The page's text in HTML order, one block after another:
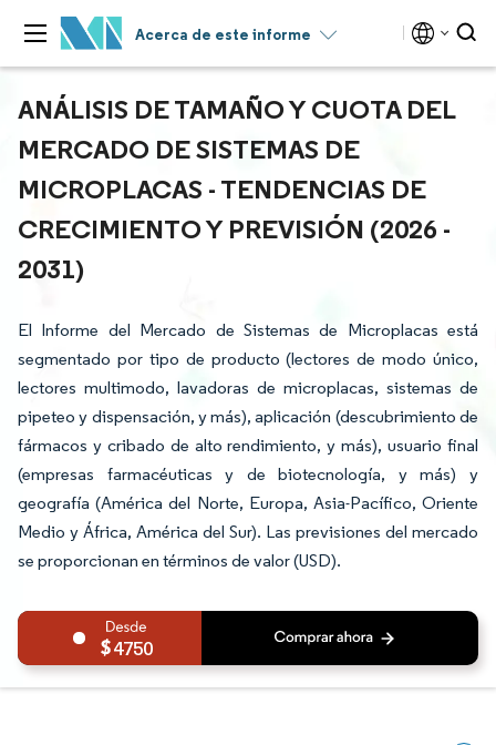
Acerca de este informe
ANÁLISIS DE TAMAÑO Y CUOTA DEL
MERCADO DE SISTEMAS DE
MICROPLACAS - TENDENCIAS DE
CRECIMIENTO Y PREVISIÓN (2026 -
2031)
El Informe del Mercado de Sistemas de Microplacas está
segmentado por tipo de producto (lectores de modo único,
lectores multimodo, lavadoras de microplacas, sistemas de
pipeteo y dispensación, y más), aplicación (descubrimiento de
fármacos y cribado de alto rendimiento, y más), usuario final
(empresas farmacéuticas y de biotecnología, y más) y
geografía (América del Norte, Europa, Asia-Pacífico, Oriente
Medio y África, América del Sur). Las previsiones del mercado
se proporcionan en términos de valor (USD).
4750